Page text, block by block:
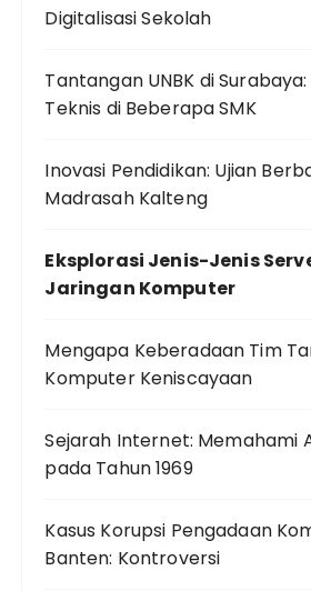
Digitalisasi Sekolah
Tantangan UNBK di
Teknis di Beberapa SMK
Inovasi Pendidikan: Ujian
Madrasah Kalteng
Eksplorasi Jenis-Jenis
Jaringan Komputer
Mengapa Keberadaan Tim
Komputer Keniscayaan
Sejarah Internet: Memahami
pada Tahun 1969
Kasus Korupsi Pengadaan
Banten: Kontroversi